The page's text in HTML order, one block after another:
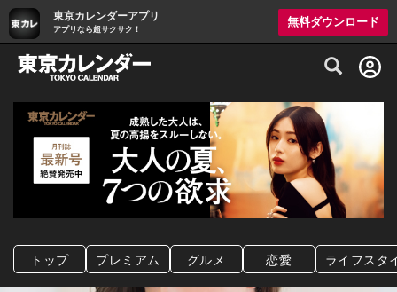
東京カレンダーアプリ
アプリなら超サクサク！
無料ダウンロード
グルメ情報・プレミアムレストラン予約
トップ プレミアム グルメ 恋愛 ライフスタ